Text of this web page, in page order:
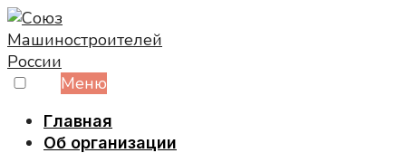
Skip
to
content
Меню
Главная
Об организации